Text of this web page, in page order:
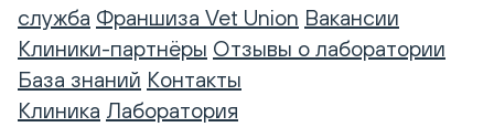
служба Франшиза Vet Union Вакансии
Клиники-партнёры Отзывы о лаборатории
База знаний Контакты
Клиника Лаборатория